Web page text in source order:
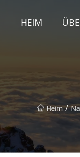
HEIM
Heim /